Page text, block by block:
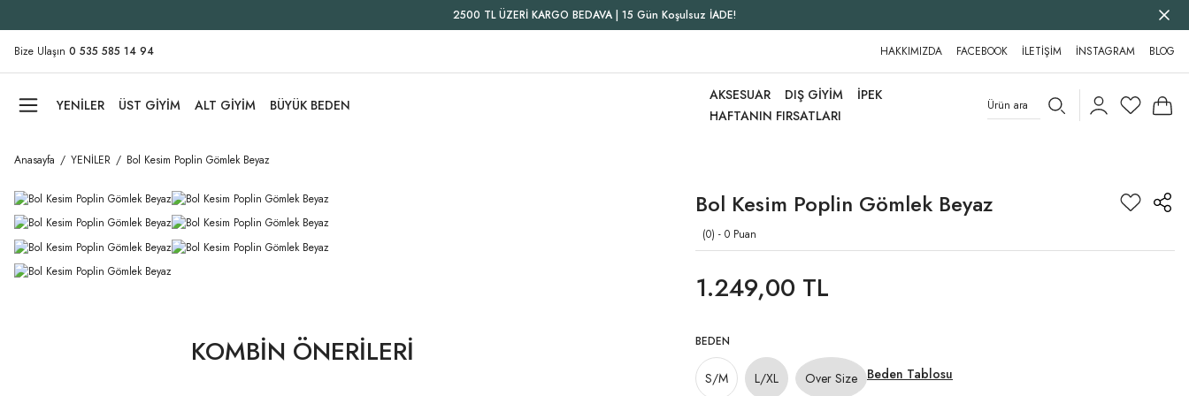
2500 TL ÜZERİ KARGO BEDAVA | 15 Gün Koşulsuz İADE!
Bize Ulaşın 0 535 585 14 94 HAKKIMIZDA FACEBOOK İLETİŞİM İNSTAGRAM BLOG
YENİLER ÜST GİYİM ALT GİYİM BÜYÜK BEDEN
AKSESUAR DIŞ GİYİM
İPEK
HAFTANIN FIRSATLARI
Anasayfa YENİLER Bol Kesim Poplin Gömlek Beyaz
KOMBİN ÖNERİLERİ
Bol Kesim Poplin Gömlek Beyaz
(0) - 0 Puan
1.249,00 TL
BEDEN
S/M L/XL Over Size Beden Tablosu